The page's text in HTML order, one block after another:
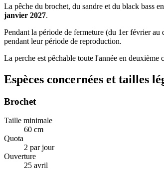
La pêche du brochet, du sandre et du black bass
janvier 2027.
Pendant la période de fermeture (du 1er février
pendant leur période de reproduction.
La perche est pêchable toute l'année en deuxième
Espèces concernées et tailles
Brochet
Taille minimale
60 cm
Quota
2 par jour
Ouverture
25 avril